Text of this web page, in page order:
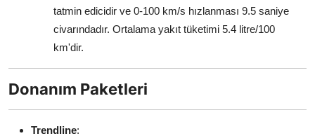
tatmin edicidir ve 0-100 km/s hızlanması 9.5 saniye
civarındadır. Ortalama yakıt tüketimi 5.4 litre/100
km'dir.
Donanım Paketleri
Trendline: